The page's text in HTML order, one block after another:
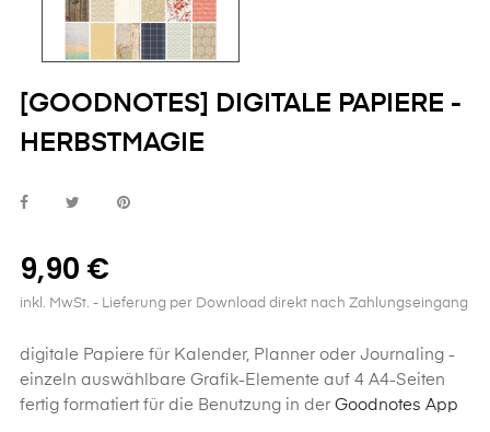
[GOODNOTES] DIGITALE PAPIERE -
HERBSTMAGIE
9,90 €
inkl. MwSt. - Lieferung per Download direkt nach Zahlungseingang
digitale Papiere für Kalender, Planner oder Journaling -
einzeln auswählbare Grafik-Elemente auf 4 A4-Seiten
fertig formatiert für die Benutzung in der Goodnotes App